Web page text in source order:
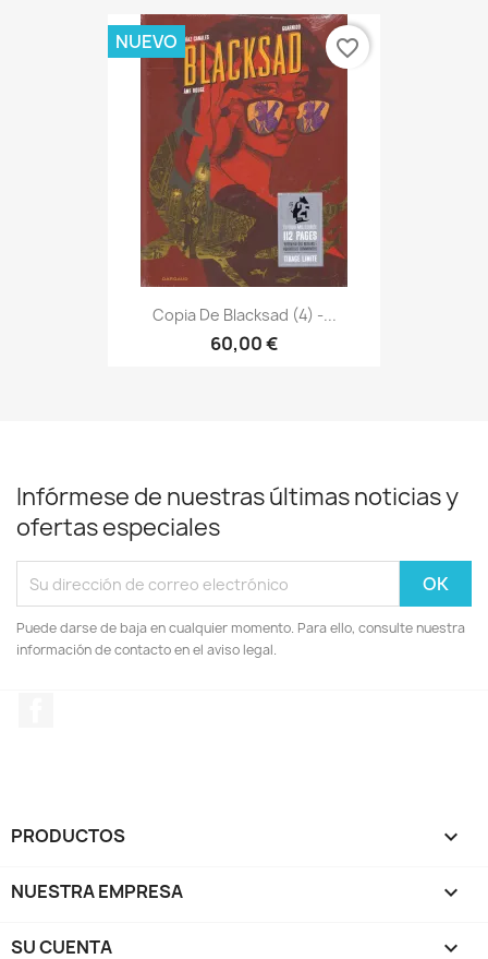
Copia De Blacksad (4) -...
60,00 €
NUEVO favorite_border
Infórmese de nuestras últimas noticias y
ofertas especiales
Puede darse de baja en cualquier momento. Para ello, consulte nuestra
información de contacto en el aviso legal.
PRODUCTOS 
NUESTRA EMPRESA 
SU CUENTA 